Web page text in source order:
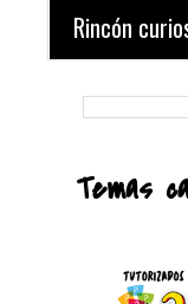
Rincón
Temas